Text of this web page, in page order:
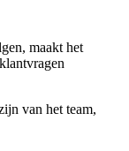
maakt het
van het team,